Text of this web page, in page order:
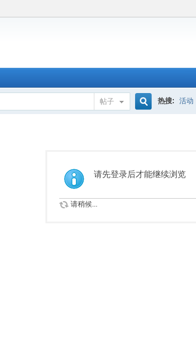
帖子
索
热搜: 活动
请先登录后才能继续浏览
请稍候...